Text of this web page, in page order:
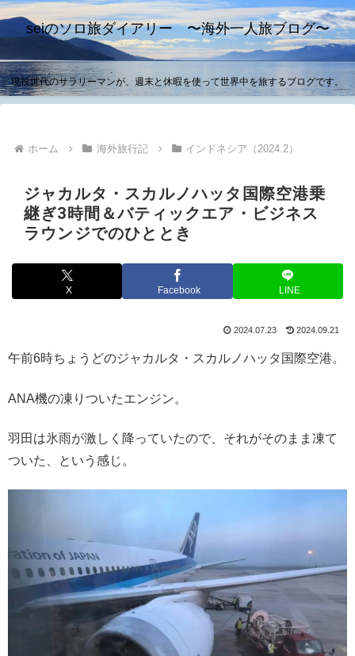
seiのソロ旅ダイアリー 〜海外一人旅ブログ〜
現役世代のサラリーマンが、週末と休暇を使って世界中を旅するブログです。
ホーム 海外旅行記 インドネシア（2024.2）
ジャカルタ・スカルノハッタ国際空港乗
継ぎ3時間＆バティックエア・ビジネス
ラウンジでのひととき
X Facebook LINE
2024.07.23 2024.09.21
午前6時ちょうどのジャカルタ・スカルノハッタ国際空港。
ANA機の凍りついたエンジン。
羽田は氷雨が激しく降っていたので、それがそのまま凍て
ついた、という感じ。